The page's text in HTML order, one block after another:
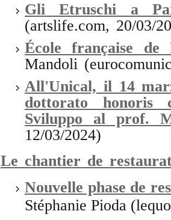
Gli Etruschi a
(artslife.com, 20/03/
École française de
Mandoli
All'Unical, il 14
dottorato
Sviluppo al prof.
12/03/2024)
Le chantier de
Nouvelle phase de
Stéphanie Pioda